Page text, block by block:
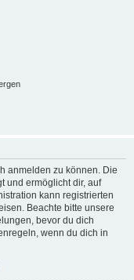
anmelden zu können. Die
und ermöglicht dir, auf
kann registrierten
Beachte bitte unsere
bevor du dich
wenn du dich in